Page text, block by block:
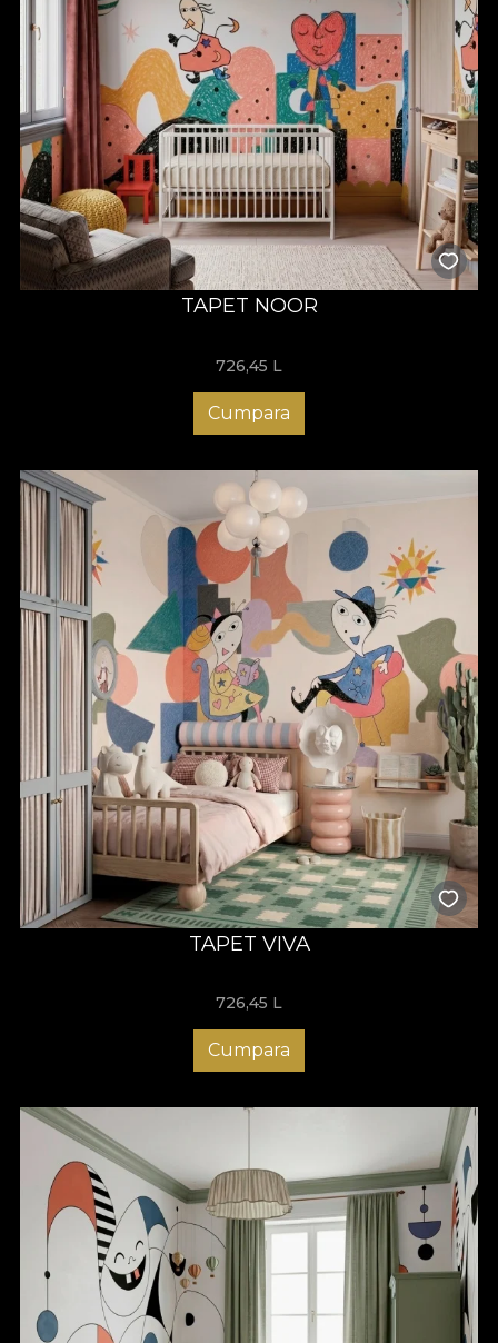
TAPET NOOR
726,45 L
Cumpara
TAPET VIVA
726,45 L
Cumpara